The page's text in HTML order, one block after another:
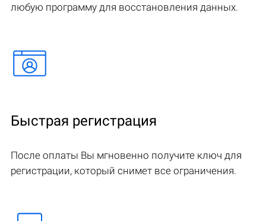
любую программу для восстановления данных.
Быстрая регистрация
После оплаты Вы мгновенно получите ключ для
регистрации, который снимет все ограничения.